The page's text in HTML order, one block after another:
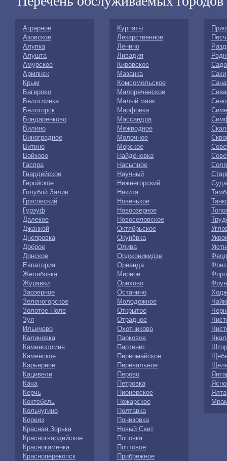
Аграрное
Азовское
Алупка
Алушта
Амурское
Армянск
Крым
Багерово
Белоглинка
Белогорск
Бондаренково
Вилино
Виноградное
Витино
Войково
Гаспра
Гвардейское
Геройское
Голубой Залив
Грэсовский
Гурзуф
Далекое
Джанкой
Днепровка
Доброе
Донское
Евпатория
Желябовка
Журавки
Заозерное
Зеленогорское
Золотое Поле
Зуя
Ильичево
Калиновка
Каменоломня
Каменское
Карьерное
Кацивели
Кача
Керчь
Коктебель
Кольчугино
Кореиз
Красная Зорька
Красногвардейское
Краснокаменка
Красноперекопск
Курпаты
Лекарственное
Ленино
Ливадия
Кировское
Мазанка
Комсомольское
Малореченское
Малый маяк
Марфовка
Массандра
Межводное
Молочное
Морское
Найдёновка
Насыпное
Научный
Нижнегорский
Никита
Новенькое
Новоозерное
Новоселовское
Октябрьское
Окунёвка
Олива
Орджоникидзе
Ореанда
Мирное
Орехово
Останино
Молодежное
Открытое
Отрадное
Охотниково
Парковое
Партенит
Первомайское
Перевальное
Перово
Петровка
Пионерское
Пожарское
Полтавка
Понизовка
Новый Свет
Поповка
Почтовое
Прибрежное
Саки
Ялта